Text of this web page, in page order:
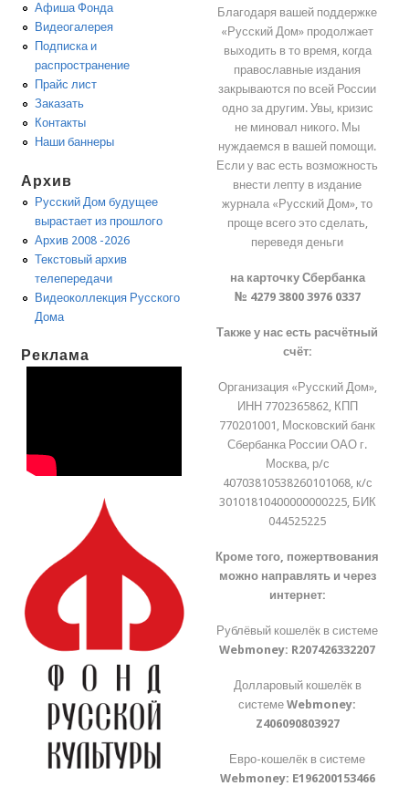
Афиша Фонда
Видеогалерея
Подписка и
распространение
Прайс лист
Заказать
Контакты
Наши баннеры
Архив
Русский Дом будущее
вырастает из прошлого
Архив 2008 -2026
Текстовый архив
телепередачи
Видеоколлекция Русского
Дома
Реклама
Благодаря вашей поддержке
«Русский Дом» продолжает
выходить в то время, когда
православные издания
закрываются по всей России
одно за другим. Увы, кризис
не миновал никого. Мы
нуждаемся в вашей помощи.
Если у вас есть возможность
внести лепту в издание
журнала «Русский Дом», то
проще всего это сделать,
переведя деньги
на карточку Сбербанка
№ 4279 3800 3976 0337
Также у нас есть расчётный
счёт:
Организация «Русский Дом»,
ИНН 7702365862, КПП
770201001, Московский банк
Сбербанка России ОАО г.
Москва, р/с
40703810538260101068, к/с
30101810400000000225, БИК
044525225
Кроме того, пожертвования
можно направлять и через
интернет:
Рублёвый кошелёк в системе
Webmoney: R207426332207
Долларовый кошелёк в
системеWebmoney:
Z406090803927
Евро-кошелёк в системе
Webmoney: E196200153466